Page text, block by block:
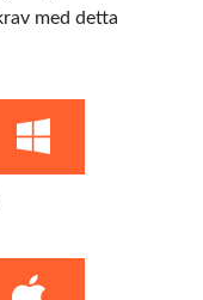
med detta